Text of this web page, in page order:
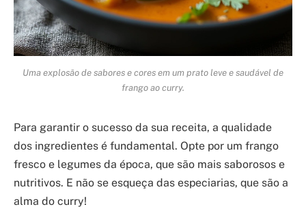
Uma explosão de sabores e cores em um prato leve e saudável de
frango ao curry.
Para garantir o sucesso da sua receita, a qualidade
dos ingredientes é fundamental. Opte por um frango
fresco e legumes da época, que são mais saborosos e
nutritivos. E não se esqueça das especiarias, que são a
alma do curry!